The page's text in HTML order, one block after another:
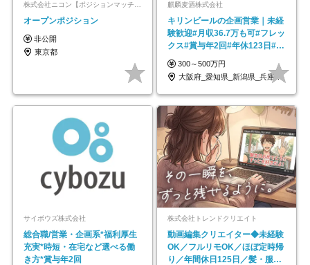
株式会社ニコン【ポジションマッチ登録】
オープンポジション
非公開
東京都
麒麟麦酒株式会社
キリンビールの企画営業｜未経
験歓迎#月収36.7万も可#フレッ
クス#賞与年2回#年休123日#完
全週休2日制
300～500万円
大阪府_愛知県_新潟県_兵庫県_福岡県
サイボウズ株式会社
総合職/営業・企画系*福利厚生
充実*時短・在宅など選べる働
き方*賞与年2回
株式会社トレンドクリエイト
動画編集クリエイター◆未経験
OK／フルリモOK／ほぼ定時帰
り／年間休日125日／髪・服・